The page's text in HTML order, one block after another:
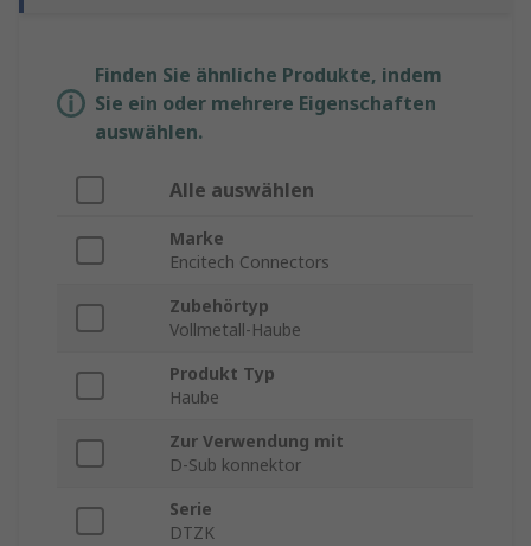
Finden Sie ähnliche Produkte, indem
Sie ein oder mehrere Eigenschaften
auswählen.
Alle auswählen
Marke
Encitech Connectors
Zubehörtyp
Vollmetall-Haube
Produkt Typ
Haube
Zur Verwendung mit
D-Sub konnektor
Serie
DTZK